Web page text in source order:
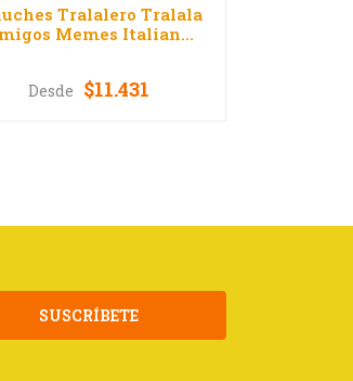
Tralalero Tralala
Memes Italian...
VER OPCIONES
Desde $11.431
SUSCRÍBETE